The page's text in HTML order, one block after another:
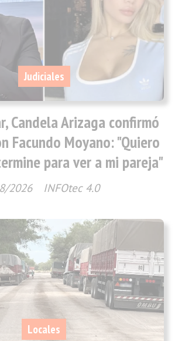
Candela Arizaga confirmó
Facundo Moyano: "Quiero
para ver a mi pareja"
INFOtec 4.0
Judiciales
2026
Locales